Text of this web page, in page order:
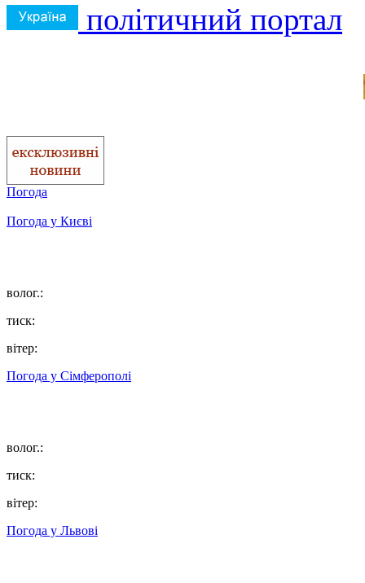
Погода
Погода у Києві
волог.:
тиск:
вітер:
Погода у Сімферополі
волог.:
тиск:
вітер:
Погода у Львові